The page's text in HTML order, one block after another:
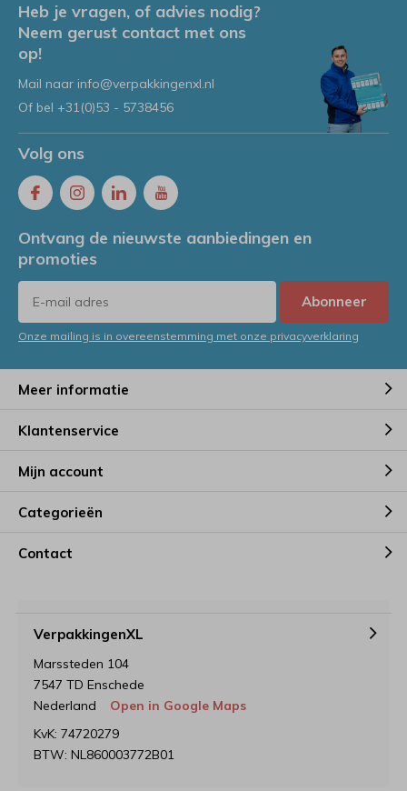
Heb je vragen, of advies nodig?
Neem gerust contact met ons
op!
Mail naar info@verpakkingenxl.nl
Of bel +31(0)53 - 5738456
Volg ons
Ontvang de nieuwste aanbiedingen en
promoties
Abonneer
Onze mailing is in overeenstemming met onze privacyverklaring
Meer informatie
Klantenservice
Mijn account
Categorieën
Contact
VerpakkingenXL
Marssteden 104
7547 TD Enschede
Nederland
Open in Google Maps
KvK: 74720279
BTW: NL860003772B01